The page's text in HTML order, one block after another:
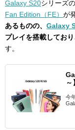
Galaxy S20シリーズ
Fan Edition（FE） が
あるものの、 Galaxy
プレイを搭載してお
す。
～】
今